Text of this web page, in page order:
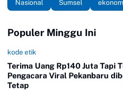
Nasional
Sumsel
Populer Minggu Ini
kode etik
Terima Uang Rp140 Juta Tapi
Pengacara Viral Pekanbaru
Tetap